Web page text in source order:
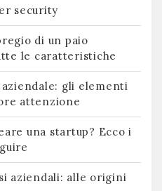
security
di un paio
le caratteristiche
gli elementi
attenzione
una startup? Ecco i
aziendali: alle origini